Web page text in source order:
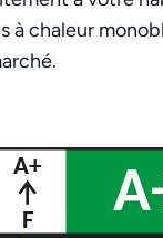
à chaleur